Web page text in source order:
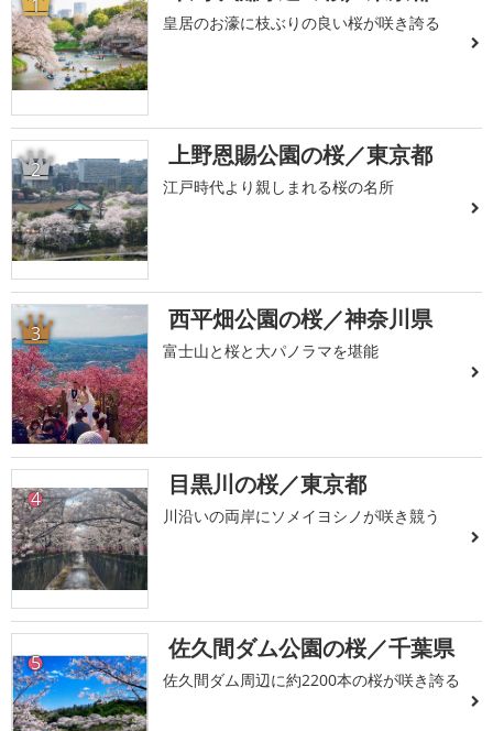
1
皇居のお濠に枝ぶりの良い桜が咲き誇る
2 上野恩賜公園の桜／東京都
江戸時代より親しまれる桜の名所
3 西平畑公園の桜／神奈川県
富士山と桜と大パノラマを堪能
4 目黒川の桜／東京都
川沿いの両岸にソメイヨシノが咲き競う
5 佐久間ダム公園の桜／千葉県
佐久間ダム周辺に約2200本の桜が咲き誇る